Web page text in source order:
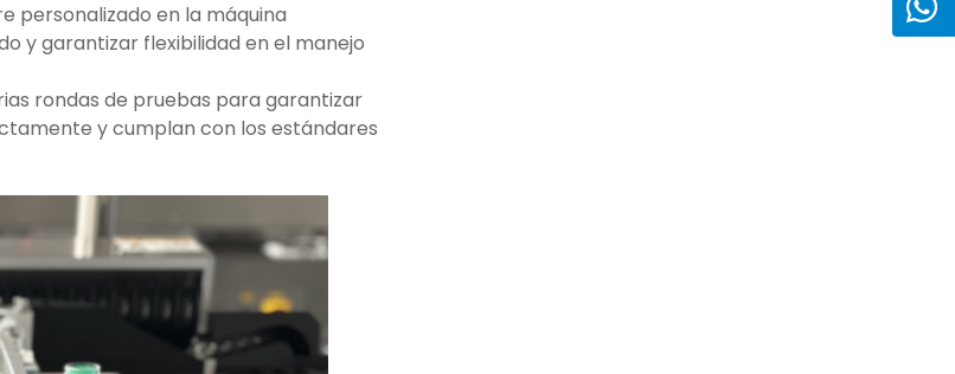
personalizado en la máquina
y garantizar flexibilidad en el manejo
rondas de pruebas para garantizar
y cumplan con los estándares